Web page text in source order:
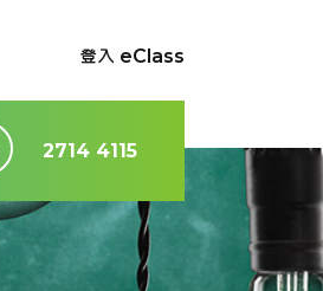
登入 eClass
2714 4115